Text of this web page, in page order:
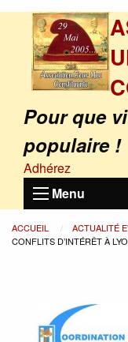
Pour que
populaire !
Adhérez
Menu
ACCUEIL ACTUALITÉ
CONFLITS D’INTÉRÊT À